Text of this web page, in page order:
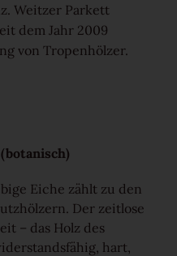
Weitzer Parkett
dem Jahr 2009
von Tropenhölzer.
Eiche zählt zu den
Der zeitlose
– das Holz des
hart,